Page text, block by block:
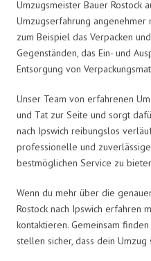
Umzugsmeister Bauer Rostock
Umzugserfahrung angenehmer
zum Beispiel das Verpacken
Gegenständen, das Ein- und
Entsorgung von
Unser Team von erfahrenen
und Tat zur Seite und sorgt
nach Ipswich reibungslos
professionelle und
bestmöglichen Service zu
Wenn du mehr über die
Rostock nach Ipswich erfahren
kontaktieren. Gemeinsam
stellen sicher, dass dein